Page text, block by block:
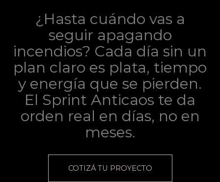
¿Hasta cuándo vas a
seguir apagando
incendios? Cada día sin un
plan claro es plata, tiempo
y energía que se pierden.
El Sprint Anticaos te da
orden real en días, no en
meses.
COTIZÁ TU PROYECTO